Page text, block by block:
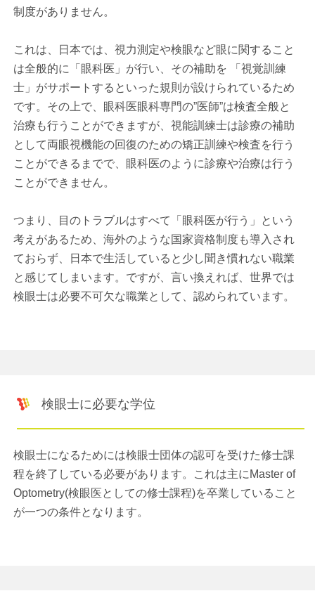
制度がありません。
これは、日本では、視力測定や検眼など眼に関すること
は全般的に「眼科医」が行い、その補助を 「視覚訓練
士」がサポートするといった規則が設けられているため
です。その上で、眼科医眼科専門の”医師”は検査全般と
治療も行うことができますが、視能訓練士は診療の補助
として両眼視機能の回復のための矯正訓練や検査を行う
ことができるまでで、眼科医のように診療や治療は行う
ことができません。
つまり、目のトラブルはすべて「眼科医が行う」という
考えがあるため、海外のような国家資格制度も導入され
ておらず、日本で生活していると少し聞き慣れない職業
と感じてしまいます。ですが、言い換えれば、世界では
検眼士は必要不可欠な職業として、認められています。
検眼士に必要な学位
検眼士になるためには検眼士団体の認可を受けた修士課
程を終了している必要があります。これは主にMaster of
Optometry(検眼医としての修士課程)を卒業していること
が一つの条件となります。